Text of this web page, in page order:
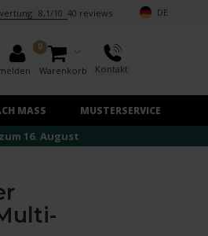
8,1/10 40 reviews DE
0
Warenkorb Kontakt
MASS MUSTERSERVICE
16. August